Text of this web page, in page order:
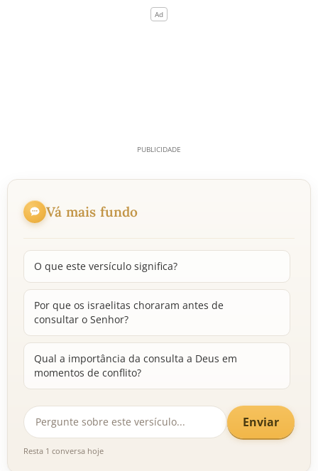
Vá mais fundo
O que este versículo significa?
Por que os israelitas choraram antes de
consultar o Senhor?
Qual a importância da consulta a Deus em
momentos de conflito?
Enviar
Resta 1 conversa hoje